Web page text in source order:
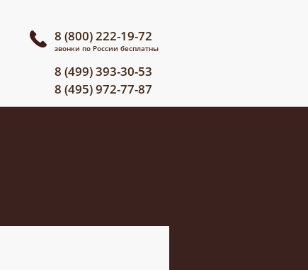
8 (800) 222-19-72
звонки по России бесплатны
8 (499) 393-30-53
8 (495) 972-77-87